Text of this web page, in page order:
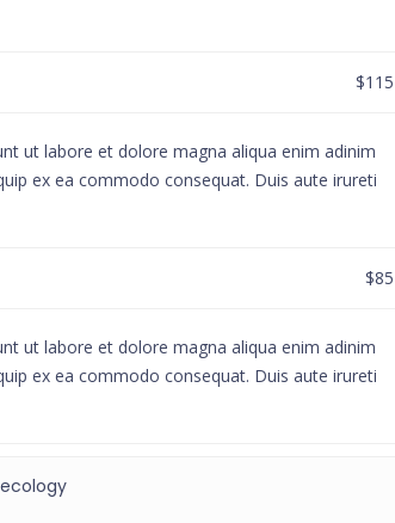
$115
ut labore et dolore magna aliqua enim adinim
ex ea commodo consequat. Duis aute irureti
$85
ut labore et dolore magna aliqua enim adinim
ex ea commodo consequat. Duis aute irureti